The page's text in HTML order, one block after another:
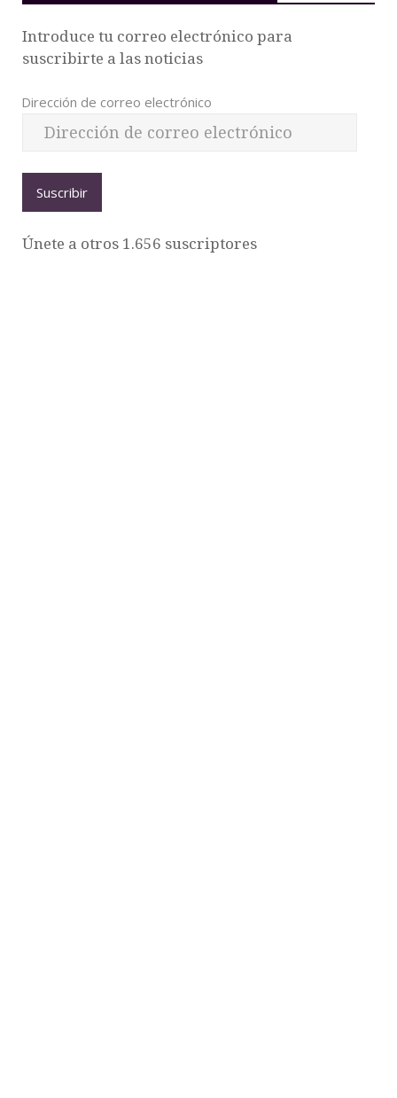
Introduce tu correo electrónico para
suscribirte a las noticias
Dirección de correo electrónico
Suscribir
Únete a otros 1.656 suscriptores